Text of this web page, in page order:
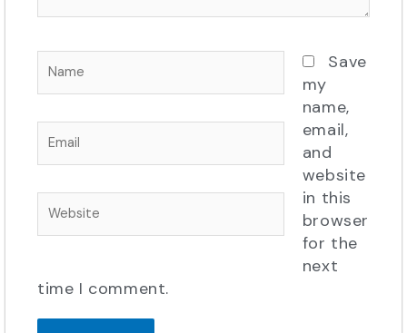
Name
Save
my
name,
email,
and
website
in this
browser
for the
next
time I comment.